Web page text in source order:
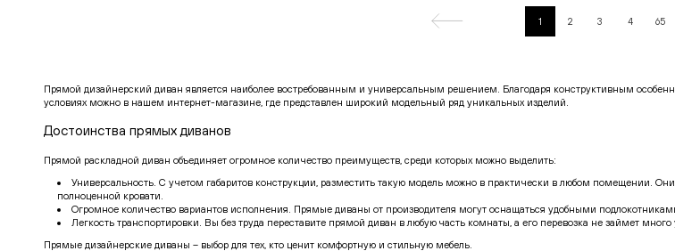
1 2 3 4 65
Прямой дизайнерский диван является наиболее востребованным и универсальным решением. Благодаря конструктивным
условиях можно в нашем интернет-магазине, где представлен широкий модельный ряд уникальных изделий.
Достоинства прямых диванов
Прямой раскладной диван объединяет огромное количество преимуществ, среди которых можно выделить:
Универсальность. С учетом габаритов конструкции, разместить такую модель можно в практически в любом помещении.
полноценной кровати.
Огромное количество вариантов исполнения. Прямые диваны от производителя могут оснащаться удобными
Легкость транспортировки. Вы без труда переставите прямой диван в любую часть комнаты, а его перевозка не займет много
Прямые дизайнерские диваны – выбор для тех, кто ценит комфортную и стильную мебель.